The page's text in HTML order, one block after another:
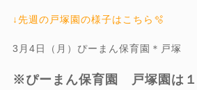
↓先週の戸塚園の様子はこちら🫧
3月4日（月）ぴーまん保育園＊戸塚
※ぴーまん保育園 戸塚園は１